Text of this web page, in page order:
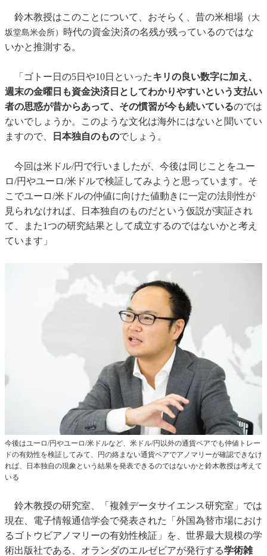
鈴木教授はこのことについて、おそらく、昔の米相場 （大
坂堂島米会所） 時代の資金決済の名残が残っているのではな
いかと推測する。
「ゴトー日の5日や10日といったキリの良い数字に加え、
週末の金曜日も資金決済日としてわかりやすいという支払い
者の思惑が昔からあって、その慣習が今も続いているのでは
ないでしょうか。このような文化は海外にはないと聞いてい
ますので、
日本独自のものでしょう。
今回は米ドル/円で行いましたが、今後は同じことをユー
ロ/円やユーロ/米ドルで検証してみようと思っています。そ
こでユーロ/米ドルの仲値に向けた値動きに一定の法則性が
見られなければ、日本独自のものだという仮説が実証され
て、また1つの研究結果として成立するのではないかと考え
ています」
今後はユーロ/円やユーロ/米ドルなど、米ドル/円以外の通貨ペアでも仲値トレー
ドの有効性を検証してみて、円の絡まない通貨ペアでアノマリーが確認できなけ
れば、日本独自の現象という結果を発表できるのではないかと鈴木教授は考えて
いる
鈴木教授の研究室、「複雑データサイエンス研究室」では
現在、電子情報通信学会で発表された「外国為替市場におけ
るゴトウビアノマリーの有効性検証」を、世界最大規模の学
術出版社である、オランダのエルゼビアが発行する学術雑